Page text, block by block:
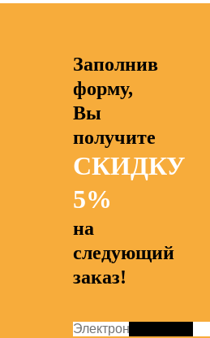
Заполнив
форму,
Вы
получите
СКИДКУ
5%
на
следующий
заказ!